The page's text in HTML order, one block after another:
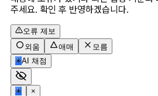
주세요. 확인 후 반영하겠습니다.
오류 제보
외움
애매
모름
✳AI 채점
✳ ×